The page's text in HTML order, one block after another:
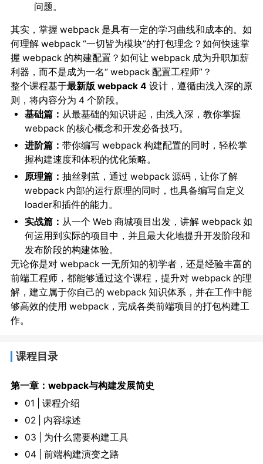
问题。
其实，掌握 webpack 是具有一定的学习曲线和成本的。如
何理解 webpack “一切皆为模块”的打包理念？如何快速掌
握 webpack 的构建配置？如何让 webpack 成为升职加薪
利器，而不是成为一名“ webpack 配置工程师”？
整个课程基于最新版 webpack 4 设计，遵循由浅入深的原
则，将内容分为 4 个阶段。
基础篇： 从最基础的知识讲起，由浅入深，教你掌握
webpack 的核心概念和开发必备技巧。
进阶篇： 带你编写 webpack 构建配置的同时，轻松掌
握构建速度和体积的优化策略。
原理篇： 抽丝剥茧，通过 webpack 源码，让你了解
webpack 内部的运行原理的同时，也具备编写自定义
loader和插件的能力。
实战篇： 从一个 Web 商城项目出发，讲解 webpack 如
何运用到实际的项目中，并且最大化地提升开发阶段和
发布阶段的构建体验。
无论你是对 webpack 一无所知的初学者，还是经验丰富的
前端工程师，都能够通过这个课程，提升对 webpack 的理
解，建立属于你自己的 webpack 知识体系，并在工作中能
够高效的使用 webpack，完成各类前端项目的打包构建工
作。
课程目录
第一章：webpack与构建发展简史
01 | 课程介绍
02 | 内容综述
03 | 为什么需要构建工具
04 | 前端构建演变之路